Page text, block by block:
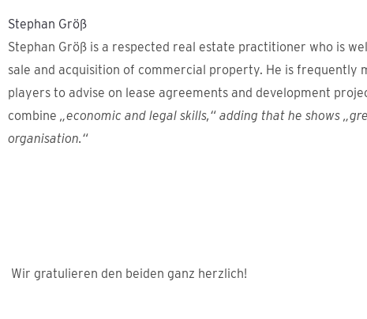
Stephan Größ
Stephan Größ is a respected real estate practitioner who is
sale and acquisition of commercial property. He is frequently
players to advise on lease agreements and development
combine „economic and legal skills,“ adding that he shows
organisation.“
Wir gratulieren den beiden ganz herzlich!